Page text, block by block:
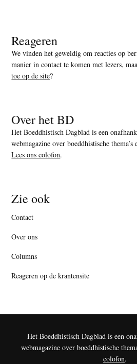
Reageren
We vinden het geweldig om reacties op
manier in contact te komen met lezers,
toe op de site?
Over het BD
Het Boeddhistisch Dagblad is een
webmagazine over boeddhistische thema’s
Lees ons colofon.
Zie ook
Contact
Over ons
Columns
Reageren op de krantensite
Het Boeddhistisch Dagblad is een
webmagazine over boeddhistische
colofon.